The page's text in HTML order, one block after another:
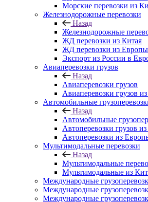
Морские перевозки из
Железнодорожные перевозки
Назад
Железнодорожные
ЖД перевозки из Китая
ЖД перевозки из Европы
Экспорт из России в
Авиаперевозки грузов
Назад
Авиаперевозки грузов
Авиаперевозки грузов
Автомобильные
Назад
Автомобильные
Автоперевозки грузов
Автоперевозки из
Мультимодальные перевозки
Назад
Мультимодальные
Мультимодальные из
Международные
Международные
Международные